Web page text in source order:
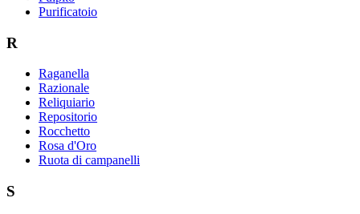
Purificatoio
R
Raganella
Razionale
Reliquiario
Repositorio
Rocchetto
Rosa d'Oro
Ruota di campanelli
S